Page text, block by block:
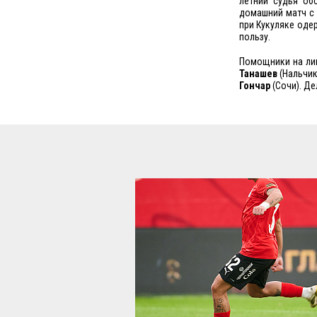
домашний матч с
при Кукуляке
пользу.
Помощники на
Танашев
Гончар(Сочи).